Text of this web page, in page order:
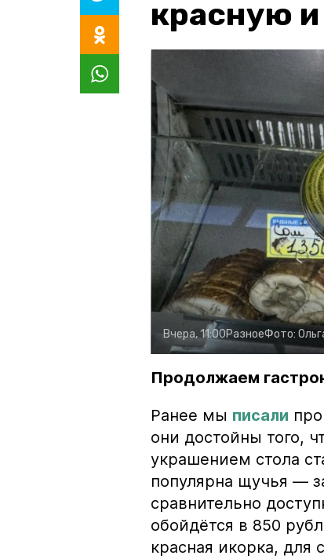
красную
Вчера, 11:00РазноеФото:
Продолжаем
Ранее мы писали
они достойны того,
украшением стола
популярна щучья —
сравнительно
обойдётся в 850
красная икорка, для